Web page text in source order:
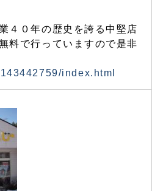
４０年の歴史を誇る中堅店
料で行っていますので是非
index.html